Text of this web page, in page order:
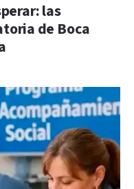
las
de Boca